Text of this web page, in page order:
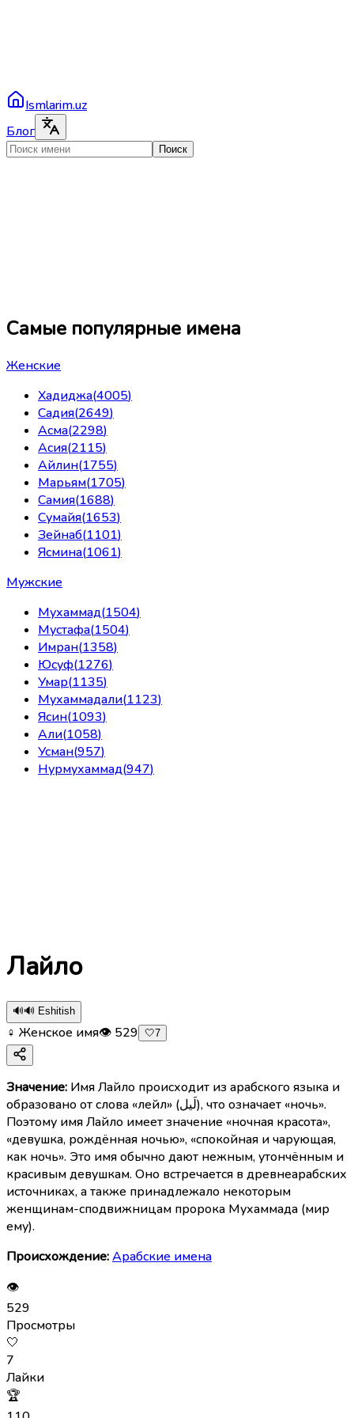
Ismlarim.uz
Блог
Поиск
Самые популярные имена
Женские
Хадиджа(4005)
Садия(2649)
Асма(2298)
Асия(2115)
Айлин(1755)
Марьям(1705)
Самия(1688)
Сумайя(1653)
Зейнаб(1101)
Ясмина(1061)
Мужские
Мухаммад(1504)
Мустафа(1504)
Имран(1358)
Юсуф(1276)
Умар(1135)
Мухаммадали(1123)
Ясин(1093)
Али(1058)
Усман(957)
Нурмухаммад(947)
Лайло
🔊🔊 Eshitish
♀ Женское имя👁 529 🤍7
Значение: Имя Лайло происходит из арабского языка и
образовано от слова «лейл» (لَيل), что означает «ночь».
Поэтому имя Лайло имеет значение «ночная красота»,
«девушка, рождённая ночью», «спокойная и чарующая,
как ночь». Это имя обычно дают нежным, утончённым и
красивым девушкам. Оно встречается в древнеарабских
источниках, а также принадлежало некоторым
женщинам-сподвижницам пророка Мухаммада (мир
ему).
Происхождение:Арабские имена
👁
529
Просмотры
🤍
7
Лайки
🏆